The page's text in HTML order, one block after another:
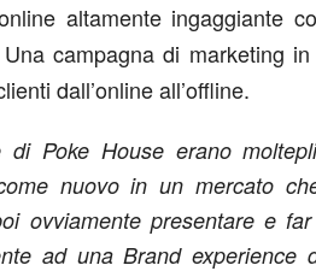
altamente ingaggiante
Una campagna di marketing
dall’online all’offline.
di Poke House erano
nuovo in un mercato
ovviamente presentare e
ad una Brand